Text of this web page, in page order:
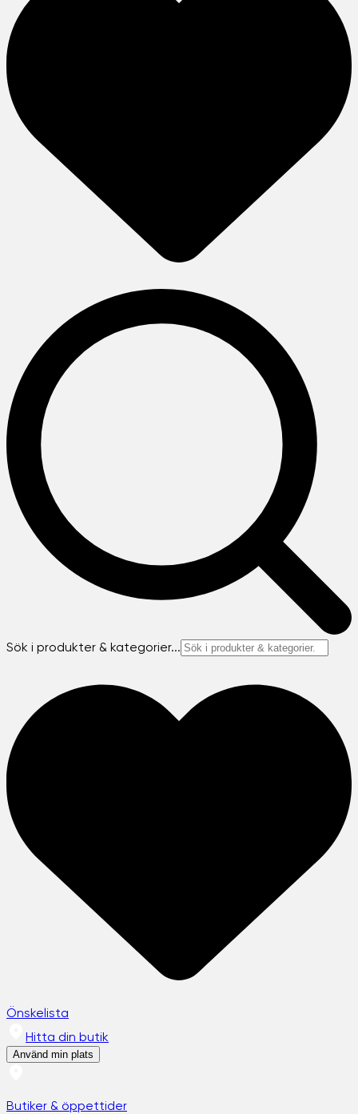
Sök i produkter & kategorier...
Önskelista
Hitta din butik
Använd min plats
Butiker & öppettider